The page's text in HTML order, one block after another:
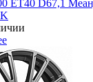
ET40 D67,1